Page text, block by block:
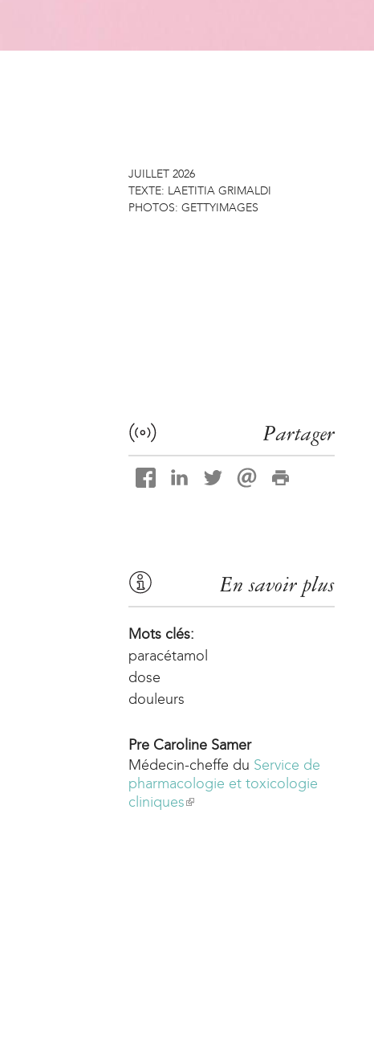
JUILLET 2026
TEXTE: LAETITIA GRIMALDI
PHOTOS: GETTYIMAGES
Partager
En savoir plus
Mots clés:
paracétamol
dose
douleurs
Pre Caroline Samer
Médecin-cheffe du Service de
pharmacologie et toxicologie
cliniques(